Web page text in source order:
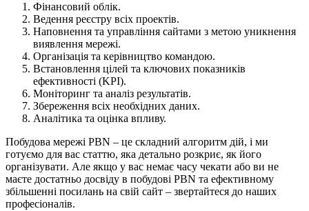
Фінансовий облік.
Ведення реєстру всіх проектів.
Наповнення та управління сайтами з метою уникнення
виявлення мережі.
Організація та керівництво командою.
Встановлення цілей та ключових показників
ефективності (KPI).
Моніторинг та аналіз результатів.
Збереження всіх необхідних даних.
Аналітика та оцінка впливу.
Побудова мережі PBN – це складний алгоритм дій, і ми
готуємо для вас статтю, яка детально розкриє, як його
організувати. Але якщо у вас немає часу чекати або ви не
маєте достатньо досвіду в побудові PBN та ефективному
збільшенні посилань на свій сайт – звертайтеся до наших
професіоналів.